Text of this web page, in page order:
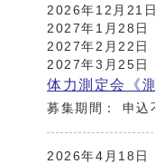
2026年12月21
2027年1月28日
2027年2月22日
2027年3月25日
体力測定会《
募集期間： 申込
2026年4月18日